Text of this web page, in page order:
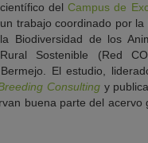
científico del Campus de
un trabajo coordinado por
la Biodiversidad de los
Rural Sostenible (Red
El estudio,
Consultingy
buena parte del